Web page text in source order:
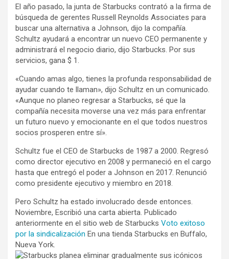
El año pasado, la junta de Starbucks contrató a la firma de
búsqueda de gerentes Russell Reynolds Associates para
buscar una alternativa a Johnson, dijo la compañía.
Schultz ayudará a encontrar un nuevo CEO permanente y
administrará el negocio diario, dijo Starbucks. Por sus
servicios, gana $ 1.
«Cuando amas algo, tienes la profunda responsabilidad de
ayudar cuando te llaman», dijo Schultz en un comunicado.
«Aunque no planeo regresar a Starbucks, sé que la
compañía necesita moverse una vez más para enfrentar
un futuro nuevo y emocionante en el que todos nuestros
socios prosperen entre sí».
Schultz fue el CEO de Starbucks de 1987 a 2000. Regresó
como director ejecutivo en 2008 y permaneció en el cargo
hasta que entregó el poder a Johnson en 2017. Renunció
como presidente ejecutivo y miembro en 2018.
Pero Schultz ha estado involucrado desde entonces.
Noviembre, Escribió una carta abierta. Publicado
anteriormente en el sitio web de Starbucks Voto exitoso
por la sindicalización En una tienda Starbucks en Buffalo,
Nueva York.